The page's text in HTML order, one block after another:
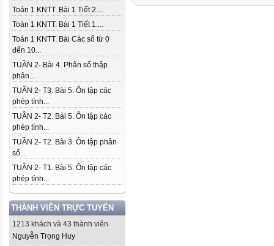
Toán 1 KNTT. Bài 1 Tiết 2....
Toán 1 KNTT. Bài 1 Tiết 1....
Toán 1 KNTT. Bài Các số từ 0
đến 10...
TUẦN 2- Bài 4. Phân số thập
phân...
TUẦN 2- T3. Bài 5. Ôn tập các
phép tính...
TUẦN 2- T2. Bài 5. Ôn tập các
phép tính...
TUẦN 2- T2. Bài 3. Ôn tập phân
số...
TUẦN 2- T1. Bài 5. Ôn tập các
phép tính...
THÀNH VIÊN TRỰC TUYẾN
1213 khách và 43 thành viên
Nguyễn Trọng Huy